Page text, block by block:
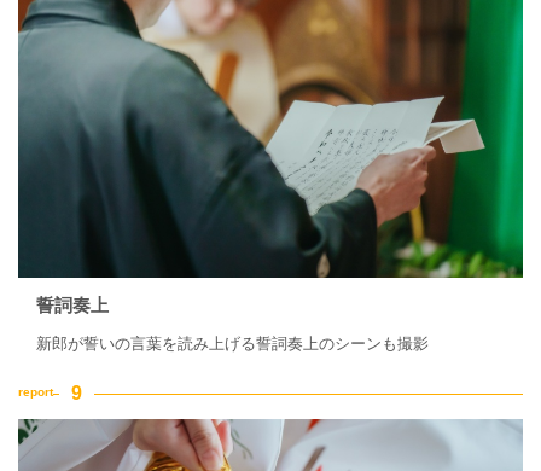
誓詞奏上
新郎が誓いの言葉を読み上げる誓詞奏上のシーンも撮影